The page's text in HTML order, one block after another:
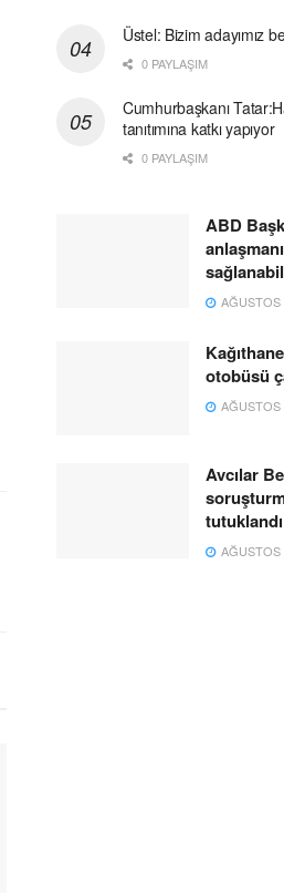
Üstel: Bizim adayımız
0 PAYLAŞIM
Cumhurbaşkanı
tanıtımına katkı yapıyor
0 PAYLAŞIM
ABD
AĞUSTOS
otobüsü
AĞUSTOS
Avcılar
tutuklandı
AĞUSTOS